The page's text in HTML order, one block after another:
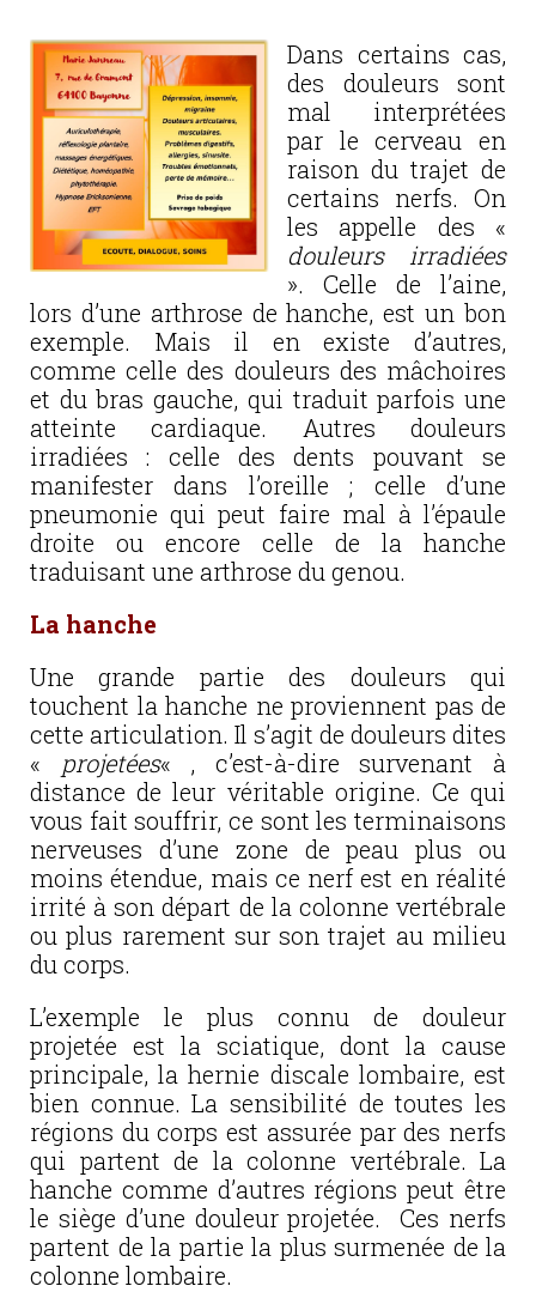
Dans certains cas,
des douleurs sont
mal interprétées
par le cerveau en
raison du trajet de
certains nerfs. On
les appelle des «
douleurs irradiées
». Celle de l’aine,
lors d’une arthrose de hanche, est un bon
exemple. Mais il en existe d’autres,
comme celle des douleurs des mâchoires
et du bras gauche, qui traduit parfois une
atteinte cardiaque. Autres douleurs
irradiées : celle des dents pouvant se
manifester dans l’oreille ; celle d’une
pneumonie qui peut faire mal à l’épaule
droite ou encore celle de la hanche
traduisant une arthrose du genou.
La hanche
Une grande partie des douleurs qui
touchent la hanche ne proviennent pas de
cette articulation. Il s’agit de douleurs dites
« projetées« , c’est-à-dire survenant à
distance de leur véritable origine. Ce qui
vous fait souffrir, ce sont les terminaisons
nerveuses d’une zone de peau plus ou
moins étendue, mais ce nerf est en réalité
irrité à son départ de la colonne vertébrale
ou plus rarement sur son trajet au milieu
du corps.
L’exemple le plus connu de douleur
projetée est la sciatique, dont la cause
principale, la hernie discale lombaire, est
bien connue. La sensibilité de toutes les
régions du corps est assurée par des nerfs
qui partent de la colonne vertébrale. La
hanche comme d’autres régions peut être
le siège d’une douleur projetée. Ces nerfs
partent de la partie la plus surmenée de la
colonne lombaire.